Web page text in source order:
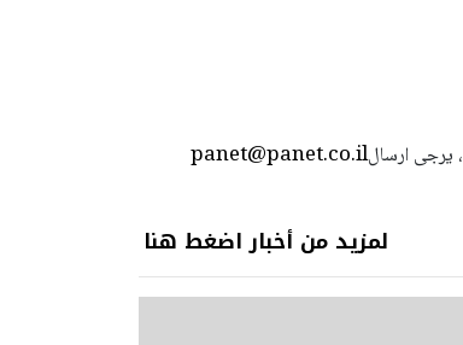
panet@panet.co.ilاستعمال المضامين بموجب بند 27 أ لقانون الحقوق الأدبية لسنة 2007، يرجى ارسال
لمزيد من أخبار اضغط هنا